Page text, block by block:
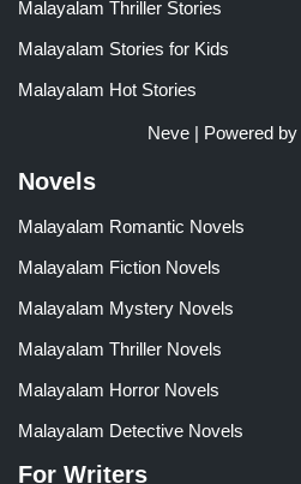
Malayalam Thriller Stories
Malayalam Stories for Kids
Malayalam Hot Stories
Neve| Powered by
Novels
Malayalam Romantic Novels
Malayalam Fiction Novels
Malayalam Mystery Novels
Malayalam Thriller Novels
Malayalam Horror Novels
Malayalam Detective Novels
For Writers